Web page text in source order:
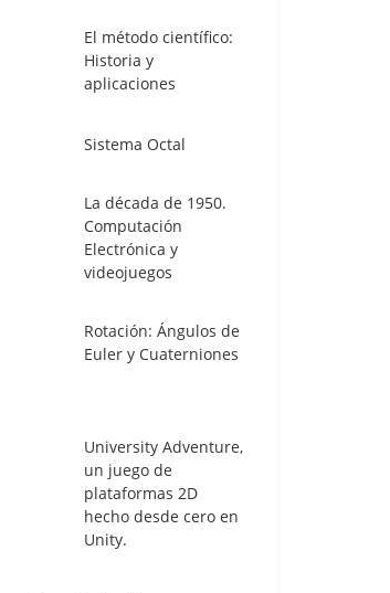
El método científico:
Historia y
aplicaciones
Sistema Octal
La década de 1950.
Computación
Electrónica y
videojuegos
Rotación: Ángulos de
Euler y Cuaterniones
University Adventure,
un juego de
plataformas 2D
hecho desde cero en
Unity.